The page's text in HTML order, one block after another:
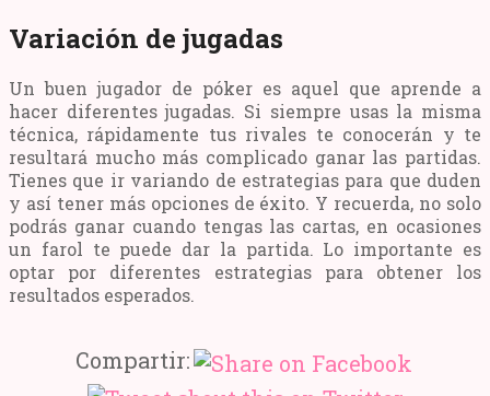
Variación de jugadas
Un buen jugador de póker es aquel que aprende a
hacer diferentes jugadas. Si siempre usas la misma
técnica, rápidamente tus rivales te conocerán y te
resultará mucho más complicado ganar las partidas.
Tienes que ir variando de estrategias para que duden
y así tener más opciones de éxito. Y recuerda, no solo
podrás ganar cuando tengas las cartas, en ocasiones
un farol te puede dar la partida. Lo importante es
optar por diferentes estrategias para obtener los
resultados esperados.
Compartir: